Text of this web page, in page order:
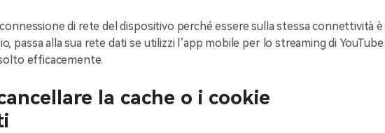
di rete del dispositivo perché essere sulla stessa connettività è
passa alla sua rete dati se utilizzi l’app mobile per lo streaming di YouTube
efficacemente.
la cache o i cookie